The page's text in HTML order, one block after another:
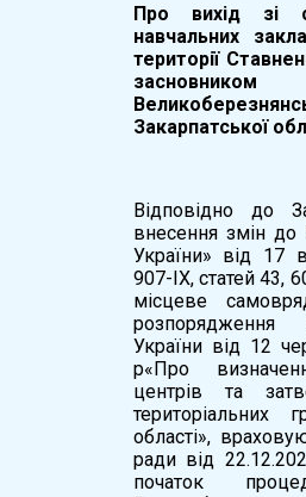
Про вихід зі
навчальних
території
Закарпатської
Відповідно до
внесення змін
України» від 17
907-IX, статей 43,
місцеве
розпорядження
України від 12
р«Про
центрів та
територіальних
області»,
ради вiд
початок